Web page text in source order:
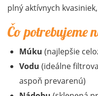
plný aktívnych
Čo potrebujeme
Múku (najlepšie
Vodu (ideálne
aspoň prevarenú)